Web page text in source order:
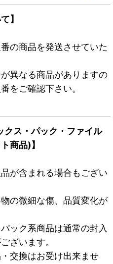
】
の商品を発送させていた
異なる商品がありますの
をご確認下さい。
クス・パック・ファイル
商品)】
が含まれる場合もござい
の微細な傷、品質変化が
ック系商品は通常の封入
ざいます。
交換はお受け出来ませ